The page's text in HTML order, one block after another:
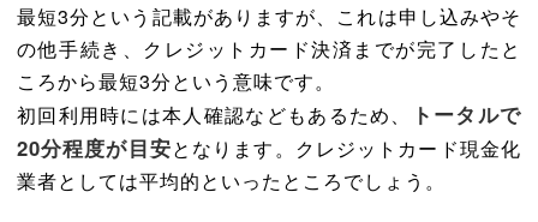
最短3分という記載がありますが、これは申し込みやそ
の他手続き、クレジットカード決済までが完了したと
ころから最短3分という意味です。
初回利用時には本人確認などもあるため、
トータルで
20分程度が目安となります。クレジットカード現金化
業者としては平均的といったところでしょう。